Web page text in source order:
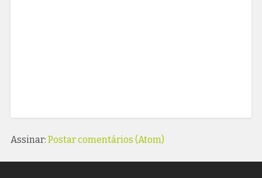
Assinar: Postar comentários (Atom)